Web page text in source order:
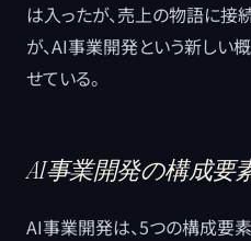
は入ったが、売上の物語に
が、AI事業開発という新しい
せている。
AI事業開発の構成要
AI事業開発は、5つの構成要